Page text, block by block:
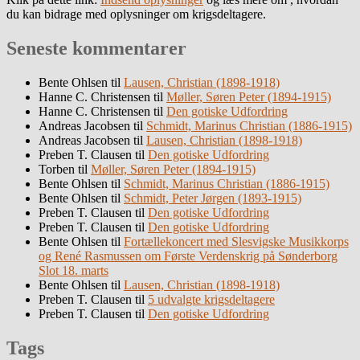
du kan bidrage med oplysninger om krigsdeltagere.
Seneste kommentarer
Bente Ohlsen til Lausen, Christian (1898-1918)
Hanne C. Christensen til Møller, Søren Peter (1894-1915)
Hanne C. Christensen til Den gotiske Udfordring
Andreas Jacobsen til Schmidt, Marinus Christian (1886-1915)
Andreas Jacobsen til Lausen, Christian (1898-1918)
Preben T. Clausen til Den gotiske Udfordring
Torben til Møller, Søren Peter (1894-1915)
Bente Ohlsen til Schmidt, Marinus Christian (1886-1915)
Bente Ohlsen til Schmidt, Peter Jørgen (1893-1915)
Preben T. Clausen til Den gotiske Udfordring
Preben T. Clausen til Den gotiske Udfordring
Bente Ohlsen til Fortællekoncert med Slesvigske Musikkorps
og René Rasmussen om Første Verdenskrig på Sønderborg
Slot 18. marts
Bente Ohlsen til Lausen, Christian (1898-1918)
Preben T. Clausen til 5 udvalgte krigsdeltagere
Preben T. Clausen til Den gotiske Udfordring
Tags